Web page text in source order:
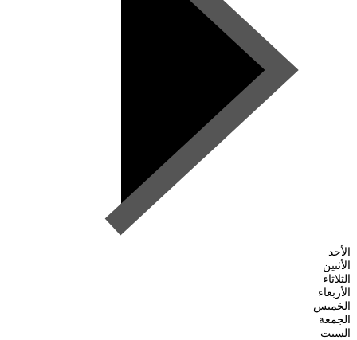
الأحد
الأثنين
الثلاثاء
الأربعاء
الخميس
الجمعة
السبت